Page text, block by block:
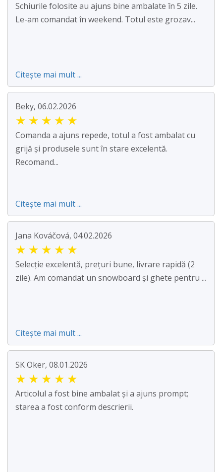
Schiurile folosite au ajuns bine ambalate în 5 zile.
Le-am comandat în weekend. Totul este grozav...
Citește mai mult ...
Beky, 06.02.2026
★ ★ ★ ★ ★
Comanda a ajuns repede, totul a fost ambalat cu
grijă și produsele sunt în stare excelentă.
Recomand...
Citește mai mult ...
Jana Kováčová, 04.02.2026
★ ★ ★ ★ ★
Selecție excelentă, prețuri bune, livrare rapidă (2
zile). Am comandat un snowboard și ghete pentru ...
Citește mai mult ...
SK Oker, 08.01.2026
★ ★ ★ ★ ★
Articolul a fost bine ambalat și a ajuns prompt;
starea a fost conform descrierii.